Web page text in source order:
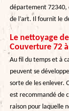
département 72340,
de l’art. Il fournit le
Le nettoyage
Couverture 72
Au fil du temps et à
peuvent se
sorte de les enlever.
est recommandé de
raison pour laquelle